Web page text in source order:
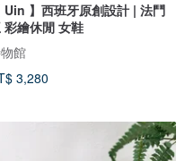
Uin 】西班牙原創設計 | 法鬥
彩繪休閒 女鞋
館
3,280